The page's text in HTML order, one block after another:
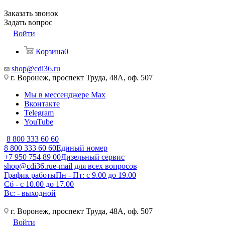
Заказать звонок
Задать вопрос
Войти
Корзина0
shop@cdi36.ru
г. Воронеж, проспект Труда, 48А, оф. 507
Мы в мессенджере Max
Вконтакте
Telegram
YouTube
8 800 333 60 60
8 800 333 60 60Единый номер
+7 950 754 89 00Дизельный сервис
shop@cdi36.rue-mail для всех вопросов
График работыПн - Пт: с 9.00 до 19.00
Сб - с 10.00 до 17.00
Вс: - выходной
г. Воронеж, проспект Труда, 48А, оф. 507
Войти